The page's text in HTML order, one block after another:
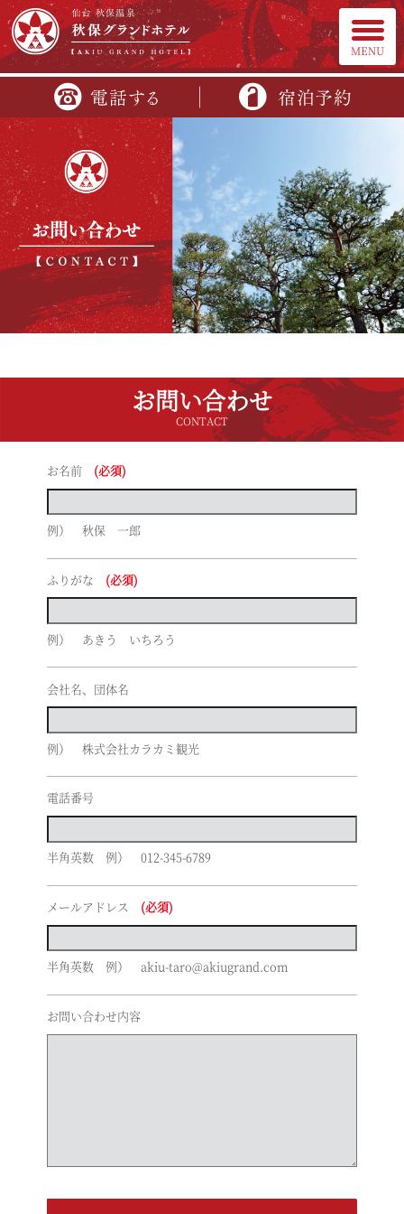
MENU
お問い合わせ
CONTACT
お名前 (必須)
例） 秋保 一郎
ふりがな (必須)
例） あきう いちろう
会社名、団体名
例） 株式会社カラカミ観光
電話番号
半角英数 例） 012-345-6789
メールアドレス (必須)
半角英数 例） akiu-taro@akiugrand.com
お問い合わせ内容